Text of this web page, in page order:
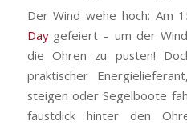
Der Wind wehe hoch: Am
Daygefeiert – um der
die Ohren zu pusten!
praktischer
steigen oder Segelboote
faustdick hinter den